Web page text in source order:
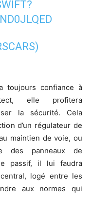
toujours confiance à
elle profitera
la sécurité. Cela
d’un régulateur de
maintien de voie, ou
des panneaux de
passif, il lui faudra
logé entre les
aux normes qui